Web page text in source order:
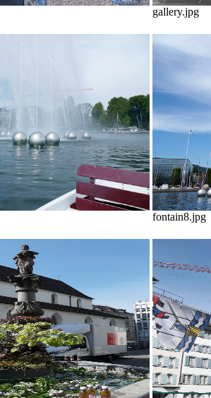
gallery.jpg
fontain8.jpg